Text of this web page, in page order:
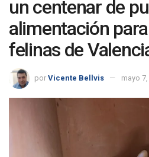
un centenar de
alimentación
felinas de
por Vicente Bellvis mayo